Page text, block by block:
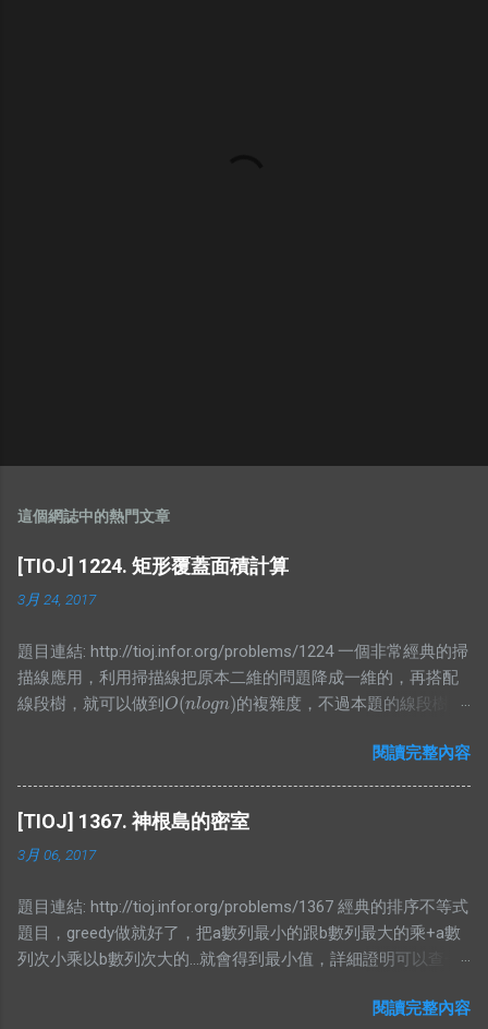
這個網誌中的熱門文章
[TIOJ] 1224. 矩形覆蓋面積計算
3月 24, 2017
題目連結: http://tioj.infor.org/problems/1224 一個非常經典的掃
描線應用，利用掃描線把原本二維的問題降成一維的，再搭配
線段樹，就可以做到 O(nlogn)
O(nlogn)
的複雜度，不過本題的線段樹要
不然我原本是寫讓他存區間和，可是這樣就會再詢問有幾個非
空節點上有困難，所以不妨再存一個值紀錄當前非空節點有幾
個，而顯然當你懶標記值大於0時整段都被覆蓋，所以就是整段
的長度，而沒有整段被覆蓋的時候，那當然就是去看小孩的值
囉，不過仔細想想就會發現區間和根本沒用，所以就砍掉他吧
ALL(x) (x).begin(), (x).end() #define PB push_back typedef long
long lld; typedef pair<int, int> PII; #define FF first #define SS
second const int N = 1000000 + 5; struct bian{ PII pos; int cnt;
vector<pair<int,bian>> E; class SegTree{ private: struct Node{
閱讀完整內容
[TIOJ] 1367. 神根島的密室
3月 06, 2017
題目連結: http://tioj.infor.org/problems/1367 經典的排序不等式
題目，greedy做就好了，把a數列最小的跟b數列最大的乘+a數
列次小乘以b數列次大的...就會得到最小值，詳細證明可以查一
<bits/stdc++.h> using namespace std; #define N 50000 int
閱讀完整內容